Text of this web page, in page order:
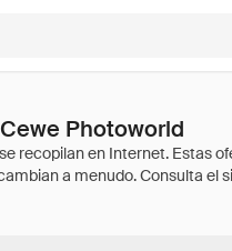
Photoworld